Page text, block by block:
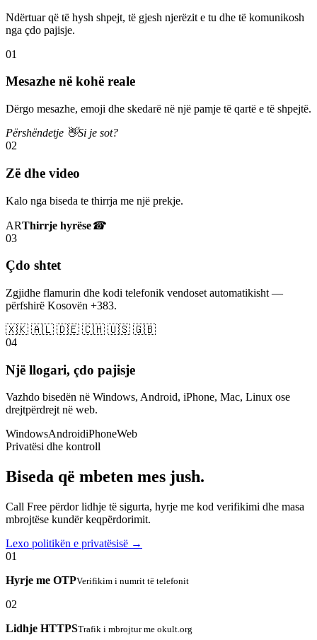
Ndërtuar që të hysh shpejt, të gjesh njerëzit e tu dhe të komunikosh
nga çdo pajisje.
01
Mesazhe në kohë reale
Dërgo mesazhe, emoji dhe skedarë në një pamje të qartë e të shpejtë.
Përshëndetje 👋Si je sot?
02
Zë dhe video
Kalo nga biseda te thirrja me një prekje.
ARThirrje hyrëse☎
03
Çdo shtet
Zgjidhe flamurin dhe kodi telefonik vendoset automatikisht —
përfshirë Kosovën +383.
🇽🇰 🇦🇱 🇩🇪 🇨🇭 🇺🇸 🇬🇧
04
Një llogari, çdo pajisje
Vazhdo bisedën në Windows, Android, iPhone, Mac, Linux ose
drejtpërdrejt në web.
WindowsAndroidiPhoneWeb
Privatësi dhe kontroll
Biseda që mbeten mes jush.
Call Free përdor lidhje të sigurta, hyrje me kod verifikimi dhe masa
mbrojtëse kundër keqpërdorimit.
Lexo politikën e privatësisë →
01
Hyrje me OTPVerifikim i numrit të telefonit
02
Lidhje HTTPSTrafik i mbrojtur me okult.org